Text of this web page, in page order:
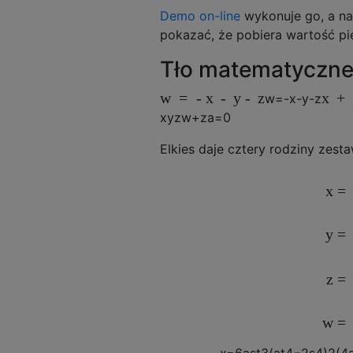
Demo on-line wykonuje go, a
pokazać, że pobiera wartość
Tło matematyczne
w = - x - y - zw=-x-y-zx +
xyzw+za=0
Elkies daje cztery rodziny
x
y
z
w
=
=
=
=